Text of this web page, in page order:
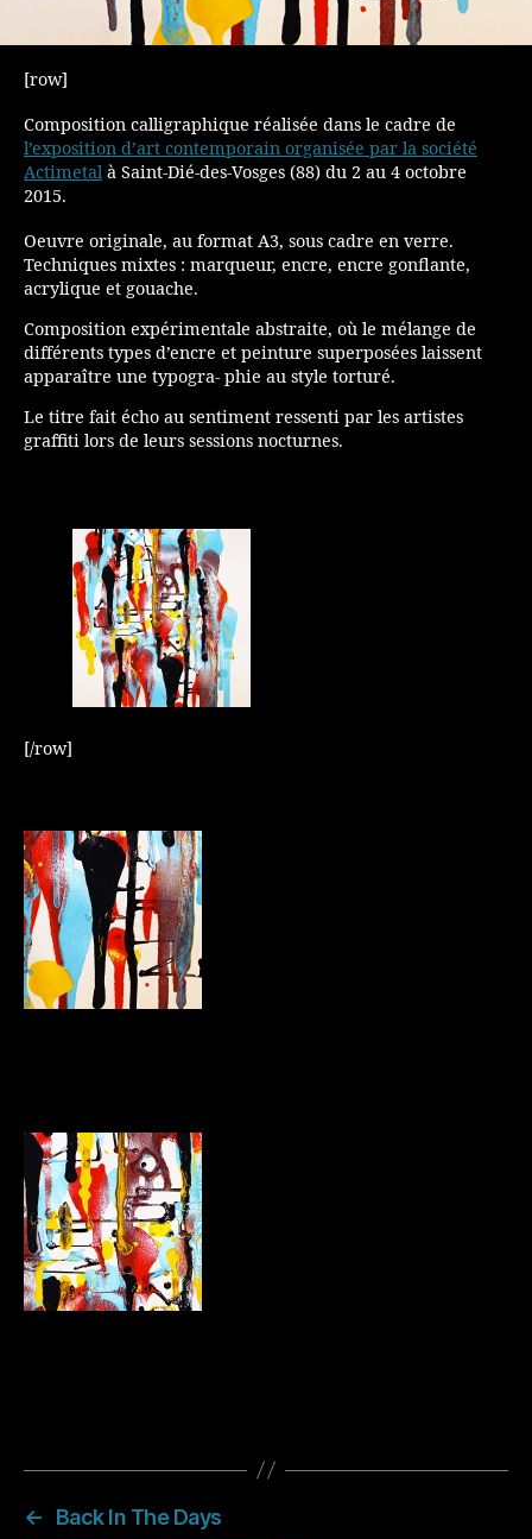
[row]
Composition calligraphique réalisée dans le cadre de
l’exposition d’art contemporain organisée par la société
Actimetalà Saint-Dié-des-Vosges (88) du 2 au 4 octobre
2015.
Oeuvre originale, au format A3, sous cadre en verre.
Techniques mixtes : marqueur, encre, encre gonflante,
acrylique et gouache.
Composition expérimentale abstraite, où le mélange de
différents types d’encre et peinture superposées laissent
apparaître une typogra- phie au style torturé.
Le titre fait écho au sentiment ressenti par les artistes
graffiti lors de leurs sessions nocturnes.
[/row]
←
Back In The Days